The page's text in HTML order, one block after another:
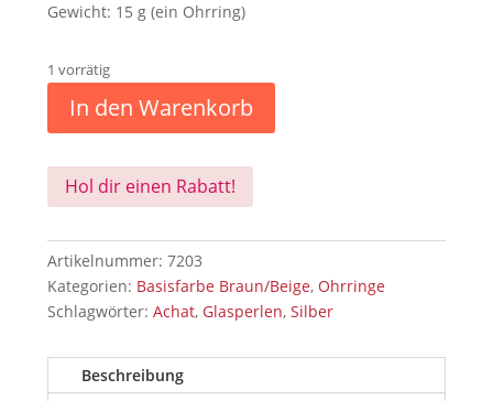
Gewicht: 15 g (ein Ohrring)
1 vorrätig
In den Warenkorb
Hol dir einen Rabatt!
Artikelnummer: 7203
Kategorien: Basisfarbe Braun/Beige, Ohrringe
Schlagwörter: Achat, Glasperlen, Silber
Beschreibung